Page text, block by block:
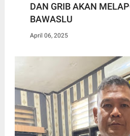
DAN GRIB AKAN
BAWASLU
April 06, 2025